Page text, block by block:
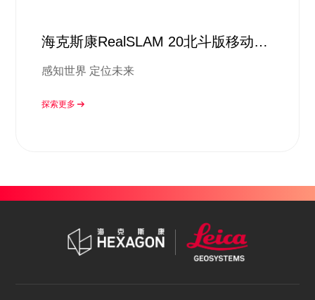
海克斯康RealSLAM 20北斗版移动扫
感知世界 定位未来
探索更多